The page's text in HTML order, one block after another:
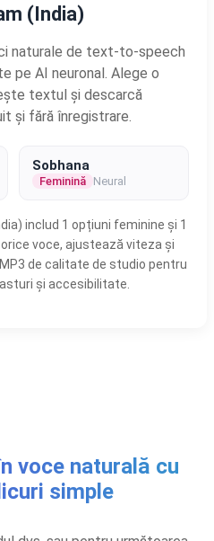
(India)
naturale de text-to-speech
pe AI neuronal. Alege o
textul și descarcă
și fără înregistrare.
Sobhana
Feminină Neural
includ 1 opțiuni feminine și 1
voce, ajustează viteza și
de calitate de studio pentru
și accesibilitate.
voce naturală cu
simple